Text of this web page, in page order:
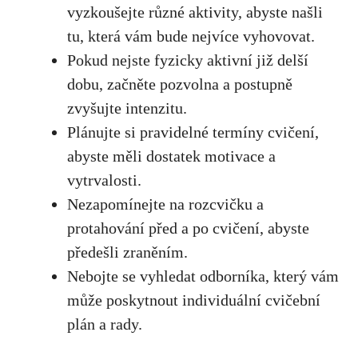
vyzkoušejte různé aktivity, abyste našli
tu, která vám bude nejvíce vyhovovat.
Pokud nejste​ fyzicky⁤ aktivní již delší
dobu, začněte pozvolna a‍ postupně
zvyšujte intenzitu.
Plánujte si pravidelné termíny cvičení,
abyste měli dostatek motivace a
vytrvalosti.
Nezapomínejte na rozcvičku a
protahování před a po cvičení, abyste
předešli zraněním.
Nebojte se vyhledat odborníka, který vám
může poskytnout individuální cvičební
plán ‌a rady.